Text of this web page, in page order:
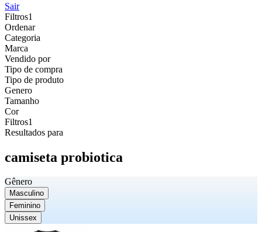
Sair
Filtros1
Ordenar
Categoria
Marca
Vendido por
Tipo de compra
Tipo de produto
Genero
Tamanho
Cor
Filtros1
Resultados para
camiseta probiotica
Gênero
Masculino
Feminino
Unissex